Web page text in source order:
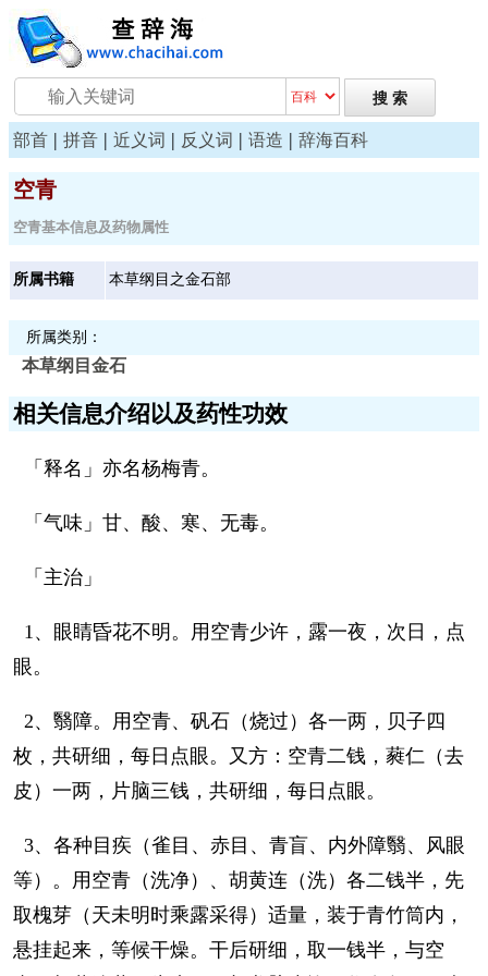
部首 | 拼音 | 近义词 | 反义词 | 语造 | 辞海百科
空青
空青基本信息及药物属性
所属书籍 本草纲目之金石部
所属类别：
本草纲目 金石
相关信息介绍以及药性功效
「释名」亦名杨梅青。
「气味」甘、酸、寒、无毒。
「主治」
1、眼睛昏花不明。用空青少许，露一夜，次日，点
眼。
2、翳障。用空青、矾石（烧过）各一两，贝子四
枚，共研细，每日点眼。又方：空青二钱，蕤仁（去
皮）一两，片脑三钱，共研细，每日点眼。
3、各种目疾（雀目、赤目、青盲、内外障翳、风眼
等）。用空青（洗净）、胡黄连（洗）各二钱半，先
取槐芽（天未明时乘露采得）适量，装于青竹筒内，
悬挂起来，等候干燥。干后研细，取一钱半，与空